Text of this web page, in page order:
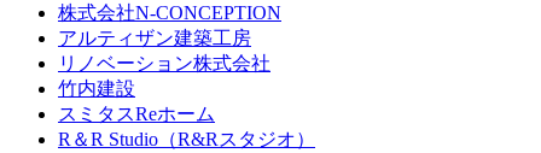
株式会社N-CONCEPTION
アルティザン建築工房
リノベーション株式会社
竹内建設
スミタスReホーム
R＆R Studio（R&Rスタジオ）